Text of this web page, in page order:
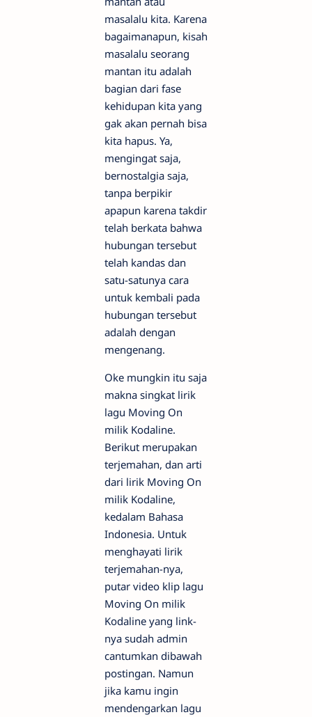
masalalu kita. Karena
bagaimanapun, kisah
masalalu seorang
mantan itu adalah
bagian dari fase
kehidupan kita yang
gak akan pernah bisa
kita hapus. Ya,
mengingat saja,
bernostalgia saja,
tanpa berpikir
apapun karena takdir
telah berkata bahwa
hubungan tersebut
telah kandas dan
satu-satunya cara
untuk kembali pada
hubungan tersebut
adalah dengan
mengenang.
Oke mungkin itu saja
makna singkat lirik
lagu Moving On
milik Kodaline.
Berikut merupakan
terjemahan, dan arti
dari lirik Moving On
milik Kodaline,
kedalam Bahasa
Indonesia. Untuk
menghayati lirik
terjemahan-nya,
putar video klip lagu
Moving On milik
Kodaline yang link-
nya sudah admin
cantumkan dibawah
postingan. Namun
jika kamu ingin
mendengarkan lagu